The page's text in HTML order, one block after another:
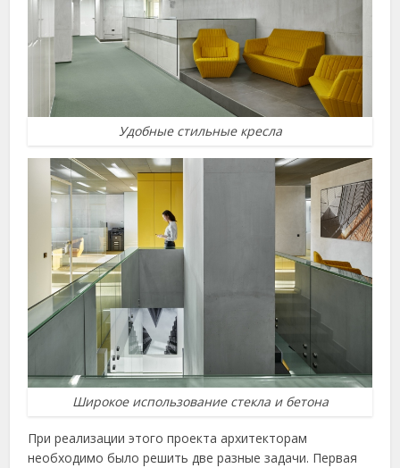
Удобные стильные кресла
Широкое использование стекла и бетона
При реализации этого проекта архитекторам
необходимо было решить две разные задачи. Первая